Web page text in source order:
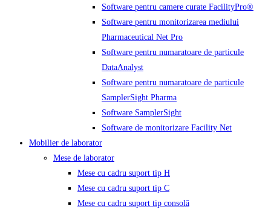
Software pentru camere curate FacilityPro®
Software pentru monitorizarea mediului
Pharmaceutical Net Pro
Software pentru numaratoare de particule
DataAnalyst
Software pentru numaratoare de particule
SamplerSight Pharma
Software SamplerSight
Software de monitorizare Facility Net
Mobilier de laborator
Mese de laborator
Mese cu cadru suport tip H
Mese cu cadru suport tip C
Mese cu cadru suport tip consolă